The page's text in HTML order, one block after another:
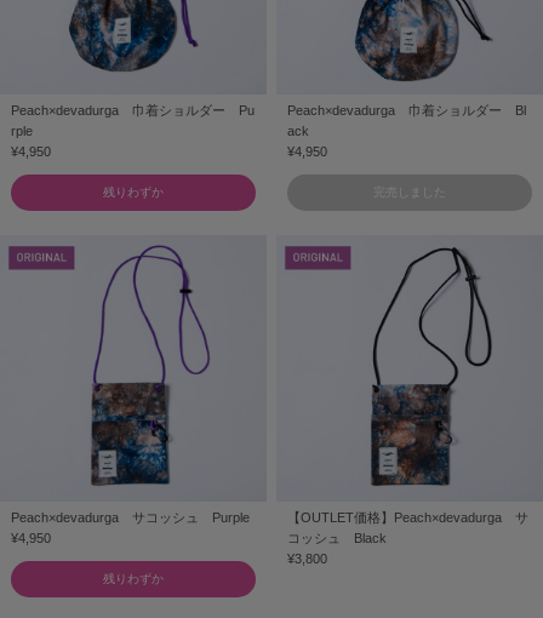
Peach×devadurga 巾着ショルダー Pu
rple
¥4,950
残りわずか
Peach×devadurga 巾着ショルダー Bl
ack
¥4,950
完売しました
Peach×devadurga サコッシュ Purple
¥4,950
残りわずか
【OUTLET価格】Peach×devadurga サ
コッシュ Black
¥3,800